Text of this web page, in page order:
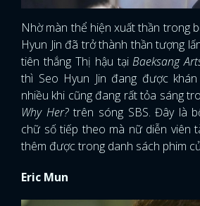
Nhờ màn thể hiện xuất thần trong
Hyun Jin đã trở thành thần tượng
tiên thắng Thị hậu tạiBaeksang
thì Seo Hyun Jin đang được
nhiều khi cũng đang rất tỏa sáng
Why Her?trên sóng SBS. Đây là
chữ số tiếp theo mà nữ diễn viên
thêm được trong danh sách phim
Eric Mun